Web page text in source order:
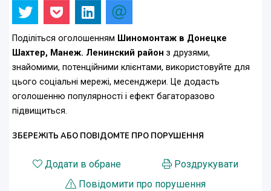
Поділіться оголошенням Шиномонтаж в Донецке
Шахтер, Манеж. Ленинский район з друзями,
знайомими, потенційними клієнтами, використовуйте для
цього соціальні мережі, месенджери. Це додасть
оголошенню популярності і ефект багаторазово
підвищиться.
ЗБЕРЕЖІТЬ АБО ПОВІДОМТЕ ПРО ПОРУШЕННЯ
Додати в обране
Роздрукувати
Повідомити про порушення